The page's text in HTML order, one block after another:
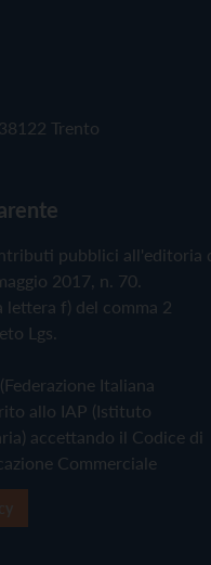
Trento
pubblici all'editoria
2017, n. 70.
lettera f) del comma 2
Lgs.
Italiana
allo IAP (Istituto
accettando il Codice di
Commerciale